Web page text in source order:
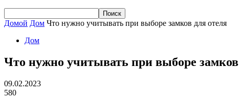
Домой Дом Что нужно учитывать при выборе замков для отеля
Дом
Что нужно учитывать при выборе замков
09.02.2023
580